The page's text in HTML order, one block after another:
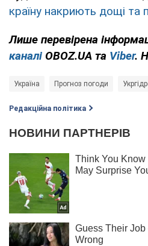
країну накриють дощі та
Лише перевірена
каналі OBOZ.UA та Viber.
Україна Прогноз погоди
Редакційна політика